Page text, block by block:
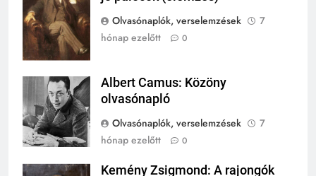
Olvasónaplók, verselemzések
7
hónap ezelőtt
0
Albert Camus
Albert Camus: Közöny
olvasónapló
Olvasónaplók, verselemzések
7
hónap ezelőtt
0
Kemény
Kemény Zsigmond: A rajongók
TÖRTÉNELEM ÉRDEKESSÉGEK
A középkor titkai: Mi rejtőzött a
várak falai mögött?
TÖRTÉNELEM ÉRDEKESSÉGEK
Mikor volt a római birodalom